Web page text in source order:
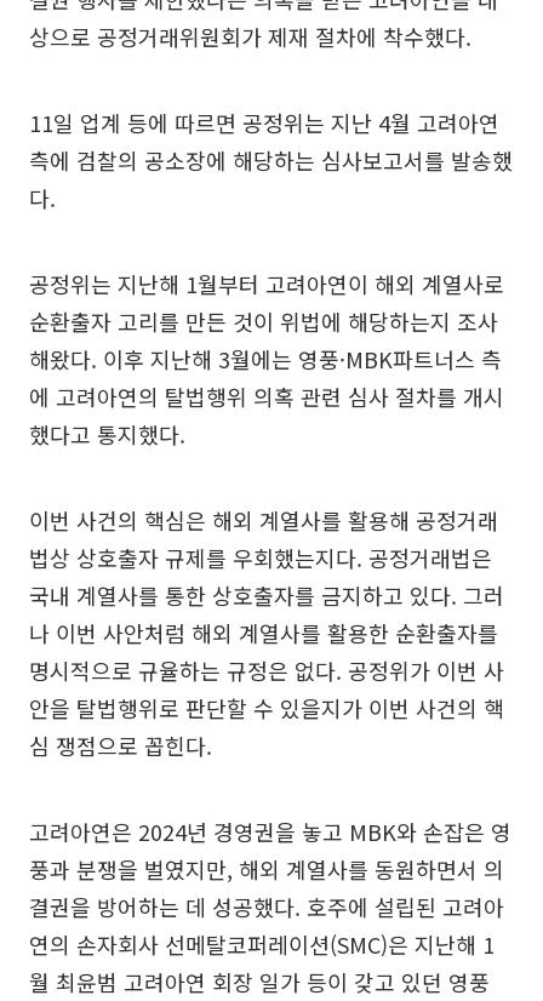
상으로 공정거래위원회가 제재 절차에 착수했다.
11일 업계 등에 따르면 공정위는 지난 4월 고려아연
측에 검찰의 공소장에 해당하는 심사보고서를 발송했
다.
공정위는 지난해 1월부터 고려아연이 해외 계열사로
순환출자 고리를 만든 것이 위법에 해당하는지 조사
해왔다. 이후 지난해 3월에는 영풍·MBK파트너스 측
에 고려아연의 탈법행위 의혹 관련 심사 절차를 개시
했다고 통지했다.
이번 사건의 핵심은 해외 계열사를 활용해 공정거래
법상 상호출자 규제를 우회했는지다. 공정거래법은
국내 계열사를 통한 상호출자를 금지하고 있다. 그러
나 이번 사안처럼 해외 계열사를 활용한 순환출자를
명시적으로 규율하는 규정은 없다. 공정위가 이번 사
안을 탈법행위로 판단할 수 있을지가 이번 사건의 핵
심 쟁점으로 꼽힌다.
고려아연은 2024년 경영권을 놓고 MBK와 손잡은 영
풍과 분쟁을 벌였지만, 해외 계열사를 동원하면서 의
결권을 방어하는 데 성공했다. 호주에 설립된 고려아
연의 손자회사 선메탈코퍼레이션(SMC)은 지난해 1
월 최윤범 고려아연 회장 일가 등이 갖고 있던 영풍